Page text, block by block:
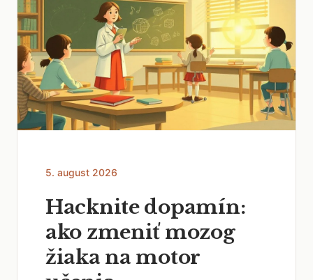
5. august 2026
Hacknite dopamín:
ako zmeniť mozog
žiaka na motor